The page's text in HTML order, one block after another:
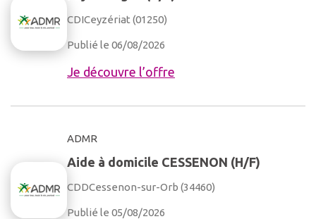
CDICeyzériat (01250)
Publié le 06/08/2026
Je découvre l’offre
ADMR
Aide à domicile CESSENON (H/F)
CDDCessenon-sur-Orb (34460)
Publié le 05/08/2026